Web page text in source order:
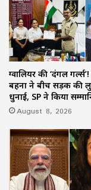
ग्वालियर की ‘दंगल
बहनों ने बीच सड़क की
धुनाई, SP ने किया
August 8, 2026